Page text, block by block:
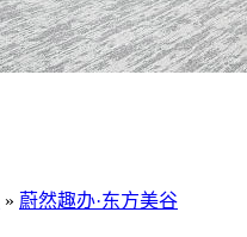
» 蔚然趣办·东方美谷